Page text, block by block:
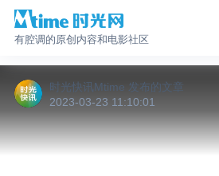
有腔调的原创内容和电影社区
时光快讯Mtime 发布的 文章
2023-03-23 11:10:01